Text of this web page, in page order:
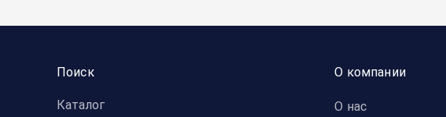
Поиск
Каталог
О компании
О нас